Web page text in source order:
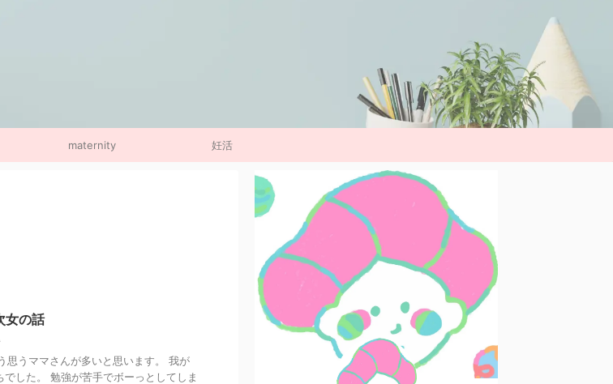
maternity 妊活
女の話
思うママさんが多いと思います。 我が
した。 勉強が苦手でボーっとしてしま